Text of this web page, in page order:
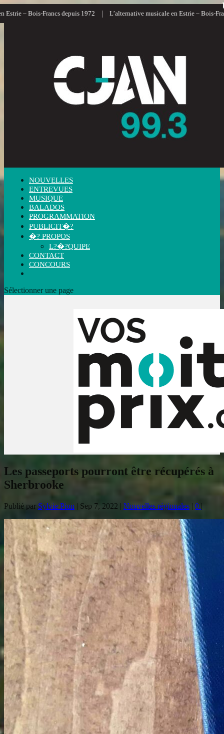
Francs depuis 1972 | L’alternative musicale en Estrie – Bois-Francs |
NOUVELLES
ENTREVUES
MUSIQUE
BALADOS
PROGRAMMATION
PUBLICIT�?
�? PROPOS
L?�?QUIPE
CONTACT
CONCOURS
Sélectionner une page
Les passeports pourront être récupérés à
Sherbrooke
Publié par Sylvie Pion | Sep 7, 2022 | Nouvelles régionales | 0 |